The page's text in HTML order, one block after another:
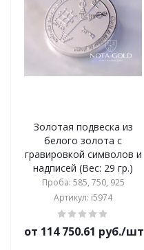
Золотая подвеска из
белого золота с
гравировкой символов и
надписей (Вес: 29 гр.)
Проба: 585, 750, 925
Артикул: i5974
от 114 750.61 руб./шт